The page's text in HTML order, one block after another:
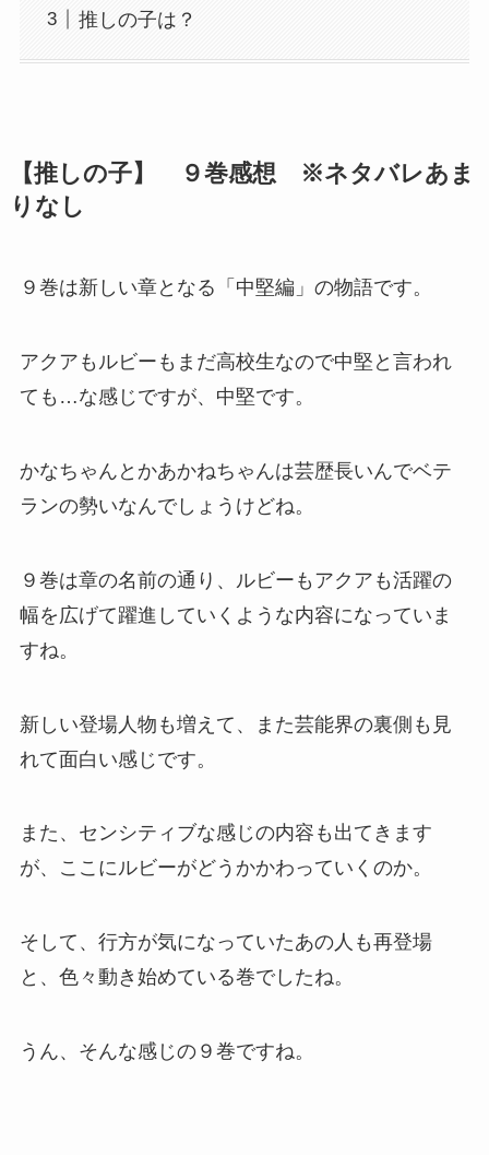
推しの子は？
【推しの子】 ９巻感想 ※ネタバレあま
りなし
９巻は新しい章となる「中堅編」の物語です。
アクアもルビーもまだ高校生なので中堅と言われ
ても…な感じですが、中堅です。
かなちゃんとかあかねちゃんは芸歴長いんでベテ
ランの勢いなんでしょうけどね。
９巻は章の名前の通り、ルビーもアクアも活躍の
幅を広げて躍進していくような内容になっていま
すね。
新しい登場人物も増えて、また芸能界の裏側も見
れて面白い感じです。
また、センシティブな感じの内容も出てきます
が、ここにルビーがどうかかわっていくのか。
そして、行方が気になっていたあの人も再登場
と、色々動き始めている巻でしたね。
うん、そんな感じの９巻ですね。